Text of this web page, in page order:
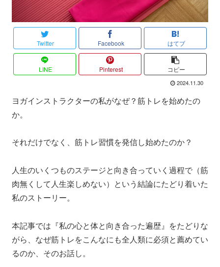
Twitter Facebook はてブ
LINE Pinterest コピー
2024.11.30
ヨガインストラクターの私がなぜ？筋トレを始めたの
か。
それだけでなく、筋トレ習慣を発信し始めたのか？
人生のいくつものステージと向き合っていく過程で（筋
肉無くして人生楽しめない）という結論にたどり着いた
私のストーリー。
本記事では『私の心と体と向き合った遍歴』をたどりな
がら、なぜ筋トレをこんなにも全人類に必須と薦めてい
るのか、そのお話し。